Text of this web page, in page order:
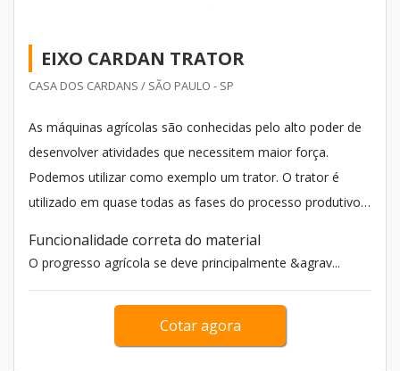
EIXO CARDAN TRATOR
CASA DOS CARDANS / SÃO PAULO - SP
As máquinas agrícolas são conhecidas pelo alto poder de
desenvolver atividades que necessitem maior força.
Podemos utilizar como exemplo um trator. O trator é
utilizado em quase todas as fases do processo produtivo.
Funcionalidade correta do material
O progresso agrícola se deve principalmente &agrav...
Cotar agora